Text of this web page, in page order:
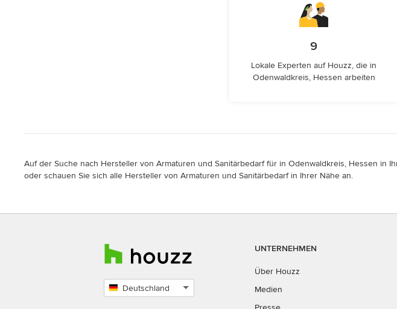
9
Lokale Experten auf Houzz, die in
Odenwaldkreis, Hessen arbeiten
Auf der Suche nach Hersteller von Armaturen und Sanitärbedarf für in Odenwaldkreis, Hessen in
oder schauen Sie sich alle Hersteller von Armaturen und Sanitärbedarf in Ihrer Nähe an.
Deutschland
UNTERNEHMEN
Über Houzz
Medien